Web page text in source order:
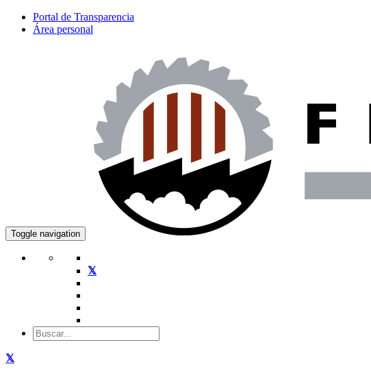
Portal de Transparencia
Área personal
Toggle navigation